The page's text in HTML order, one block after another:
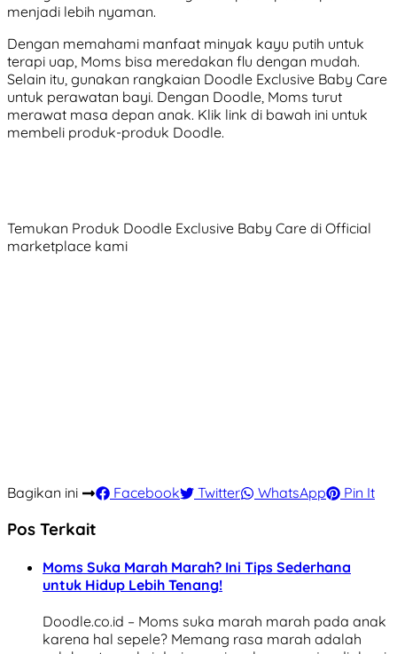
menjadi lebih nyaman.
Dengan memahami manfaat minyak kayu putih untuk
terapi uap, Moms bisa meredakan flu dengan mudah.
Selain itu, gunakan rangkaian Doodle Exclusive Baby Care
untuk perawatan bayi. Dengan Doodle, Moms turut
merawat masa depan anak. Klik link di bawah ini untuk
membeli produk-produk Doodle.
Temukan Produk Doodle Exclusive Baby Care di Official
marketplace kami
Bagikan ini Facebook Twitter WhatsApp Pin It
Pos Terkait
Moms Suka Marah Marah? Ini Tips Sederhana
untuk Hidup Lebih Tenang!
Doodle.co.id – Moms suka marah marah pada anak
karena hal sepele? Memang rasa marah adalah